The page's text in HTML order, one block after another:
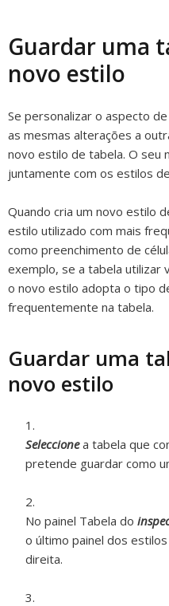
Guardar uma
novo estilo
Se personalizar o aspecto
as mesmas alterações a
novo estilo de tabela. O seu
juntamente com os estilos
Quando cria um novo estilo
estilo utilizado com mais
como preenchimento de
exemplo, se a tabela
o novo estilo adopta o tipo
frequentemente na tabela.
Guardar uma
novo estilo
Seleccionea tabela que
pretende guardar como
No painel Tabela do
o último painel dos
direita.